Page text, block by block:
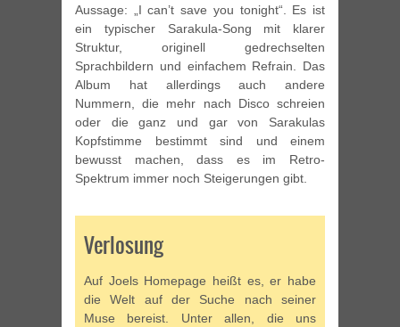
Aussage: „I can’t save you tonight“. Es ist
ein typischer Sarakula-Song mit klarer
Struktur, originell gedrechselten
Sprachbildern und einfachem Refrain. Das
Album hat allerdings auch andere
Nummern, die mehr nach Disco schreien
oder die ganz und gar von Sarakulas
Kopfstimme bestimmt sind und einem
bewusst machen, dass es im Retro-
Spektrum immer noch Steigerungen gibt.
Verlosung
Auf Joels Homepage heißt es, er habe
die Welt auf der Suche nach seiner
Muse bereist. Unter allen, die uns